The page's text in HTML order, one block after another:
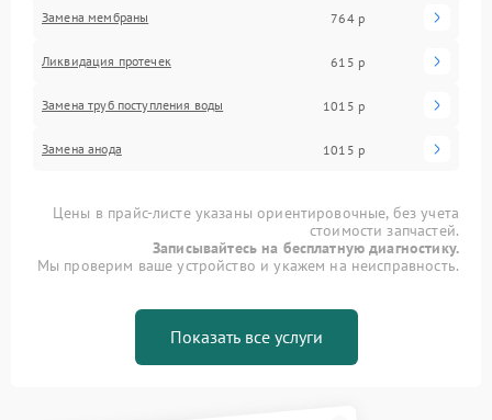
Замена мембраны 764 р
Ликвидация протечек 615 р
Замена труб поступления воды 1015 р
Замена анода 1015 р
Цены в прайс-листе указаны ориентировочные, без учета
стоимости запчастей.
Записывайтесь на бесплатную диагностику.
Мы проверим ваше устройство и укажем на неисправность.
Показать все услуги